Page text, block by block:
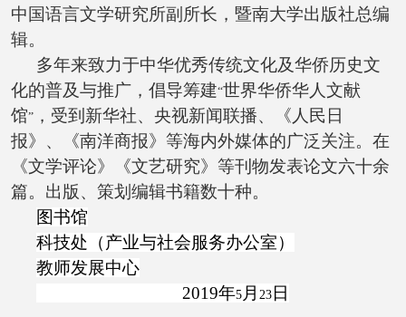
中国语言文学研究所副所长，暨南大学出版社总编
辑。
多年来致力于中华优秀传统文化及华侨历史文
化的普及与推广，倡导筹建“世界华侨华人文献
馆” ，受到新华社、央视新闻联播、《人民日
报》、《南洋商报》等海内外媒体的广泛关注。在
《文学评论》《文艺研究》等刊物发表论文六十余
篇。出版、策划编辑书籍数十种。
图书馆
科技处（产业与社会服务办公室）
教师发展中心
2019年5 月 23 日